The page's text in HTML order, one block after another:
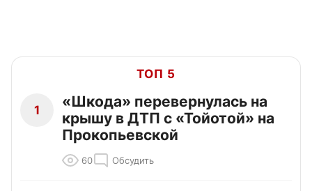
ТОП 5
1
«Шкода» перевернулась на
крышу в ДТП с «Тойотой» на
Прокопьевской
60 Обсудить